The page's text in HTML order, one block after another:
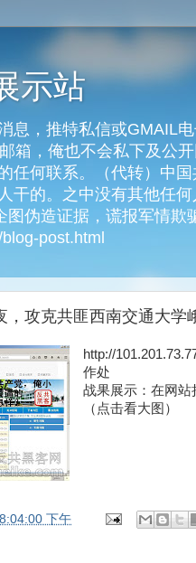
示站
息，推特私信或GMAIL
箱，俺也不会私下及公
任何联系。（代转）中
干的。之中没有其他任
伪造证据，谎报军情欺
post.html
，攻克共匪西南交通大学
http://
作处
战果展示：在网站
（点击看大图）
下午